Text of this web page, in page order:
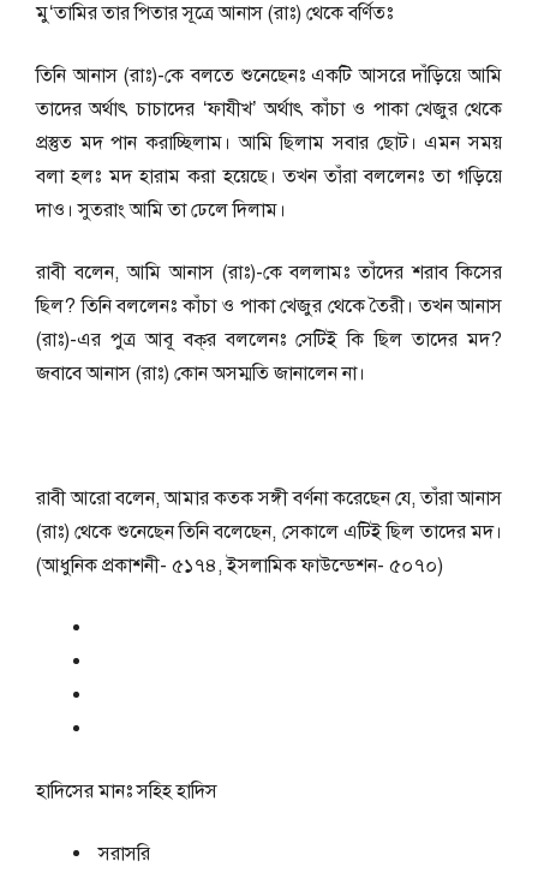
মু‘তামির তার পিতার সূত্রে আনাস (রাঃ) থেকে বর্ণিতঃ
তিনি আনাস (রাঃ)-কে বলতে শুনেছেনঃ একটি আসরে দাঁড়িয়ে আমি
তাদের অর্থাৎ চাচাদের ‘ফাযীখ’ অর্থাৎ কাঁচা ও পাকা খেজুর থেকে
প্রস্তুত মদ পান করাচ্ছিলাম। আমি ছিলাম সবার ছোট। এমন সময়
বলা হলঃ মদ হারাম করা হয়েছে। তখন তাঁরা বললেনঃ তা গড়িয়ে
দাও। সুতরাং আমি তা ঢেলে দিলাম।
রাবী বলেন, আমি আনাস (রাঃ)-কে বললামঃ তাঁদের শরাব কিসের
ছিল? তিনি বললেনঃ কাঁচা ও পাকা খেজুর থেকে তৈরী। তখন আনাস
(রাঃ)-এর পুত্র আবূ বক্‌র বললেনঃ সেটিই কি ছিল তাদের মদ?
জবাবে আনাস (রাঃ) কোন অসম্মতি জানালেন না।
রাবী আরো বলেন, আমার কতক সঙ্গী বর্ণনা করেছেন যে, তাঁরা আনাস
(রাঃ) থেকে শুনেছেন তিনি বলেছেন, সেকালে এটিই ছিল তাদের মদ।
(আধুনিক প্রকাশনী- ৫১৭৪, ইসলামিক ফাউন্ডেশন- ৫০৭০)
হাদিসের মানঃসহিহ হাদিস
সরাসরি